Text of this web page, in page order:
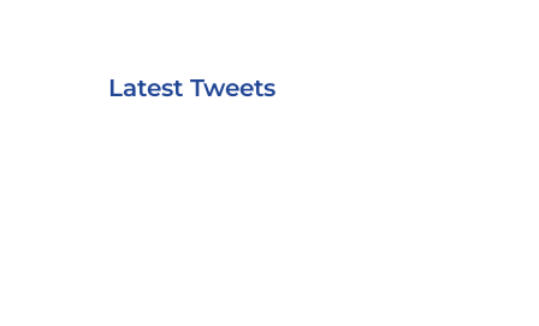
Latest Tweets